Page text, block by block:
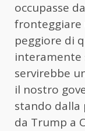
occupasse
fronteggiare
peggiore di
interamente
servirebbe
il nostro
stando dalla
da Trump a